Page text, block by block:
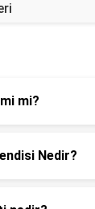
mi?
Nedir?